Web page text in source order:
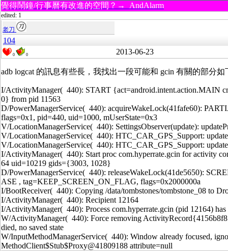
覺得鬧鐘/行事曆有改進的空間？→ AndAlarm
edited: 1
老刀
104
0 0 2013-06-23
adb logcat 的訊息有些長，我找出一段可能和 gcin 有關的部分
I/ActivityManager( 440): START {act=android.intent.action.MAIN
0} from pid 11563
D/PowerManagerService( 440): acquireWakeLock(41fafe60):
flags=0x1, pid=440, uid=1000, mUserState=0x3
V/LocationManagerService( 440): SettingsObserver(update):
V/LocationManagerService( 440): HTC_CAR_GPS_Support:
V/LocationManagerService( 440): HTC_CAR_GPS_Support:
I/ActivityManager( 440): Start proc com.hyperrate.gcin for activity
64 uid=10219 gids={3003, 1028}
D/PowerManagerService( 440): releaseWakeLock(41de5650):
ASE , tag=KEEP_SCREEN_ON_FLAG, flags=0x2000000a
I/BootReceiver( 440): Copying /data/tombstones/tombstone_08 to
I/ActivityManager( 440): Recipient 12164
I/ActivityManager( 440): Process com.hyperrate.gcin (pid 12164) has
W/ActivityManager( 440): Force removing
died, no saved state
W/InputMethodManagerService( 440): Window already focused,
MethodClient$Stub$Proxy@41809188 attribute=null